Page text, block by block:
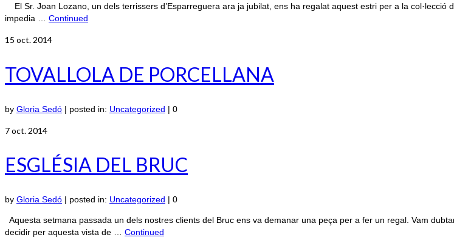
El Sr. Joan Lozano, un dels terrissers d’Esparreguera ara ja jubilat, ens ha regalat aquest estri per a la
impedia … Continued
15 oct. 2014
TOVALLOLA DE PORCELLANA
by Gloria Sedó | posted in: Uncategorized | 0
7oct. 2014
ESGLÉSIA DEL BRUC
by Gloria Sedó | posted in: Uncategorized | 0
Aquesta setmana passada un dels nostres clients del Bruc ens va demanar una peça per a fer un regal. Vam
decidir per aquesta vista de … Continued